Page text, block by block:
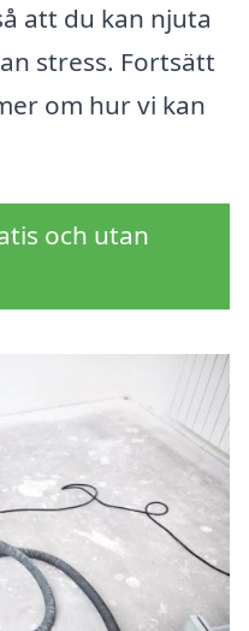
att du kan njuta
stress. Fortsätt
om hur vi kan
och utan